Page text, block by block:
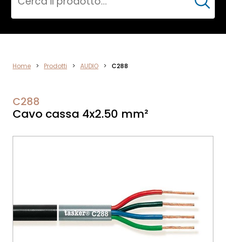
AUDIO
Cerca
Home > Prodotti > AUDIO > C288
C288
Cavo cassa 4x2.50 mm²